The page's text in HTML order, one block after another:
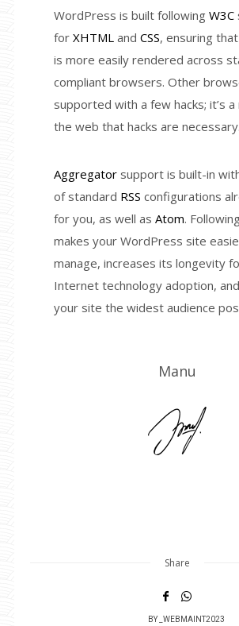
WordPress is built following W3C
for XHTML and CSS, ensuring
is more easily rendered across
compliant browsers. Other
supported with a few hacks; it’s
the web that hacks are necessary.
Aggregator support is built-in
of standard RSS configurations
for you, as well as Atom.
makes your WordPress site
manage, increases its longevity
Internet technology adoption,
your site the widest audience
Manu
Share
BY_WEBMAINT2023